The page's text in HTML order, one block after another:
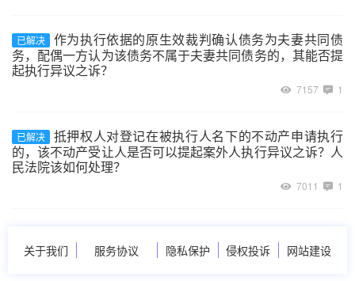
已解决
作为执行依据的原生效裁判确认债务为夫妻共同债
务，配偶一方认为该债务不属于夫妻共同债务的，其能否提
起执行异议之诉？
7157 1
已解决
抵押权人对登记在被执行人名下的不动产申请执行
的，该不动产受让人是否可以提起案外人执行异议之诉？人
民法院该如何处理？
7011 1
关于我们 服务协议 隐私保护 侵权投诉 网站建设